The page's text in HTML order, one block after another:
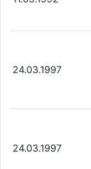
24.03.1997
24.03.1997